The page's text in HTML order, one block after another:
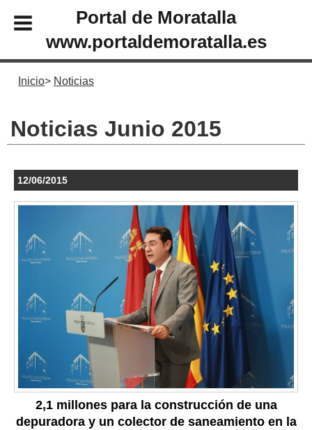
Portal de Moratalla
www.portaldemoratalla.es
Inicio Noticias
Noticias Junio 2015
12/06/2015
2,1 millones para la construcción de una
depuradora y un colector de saneamiento en la